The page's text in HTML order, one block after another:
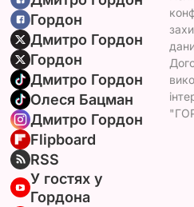
Гордон
Дмитро Гордон
Гордон
Дмитро Гордон
Олеся Бацман
Дмитро Гордон
Flipboard
RSS
У гостях у
Гордона